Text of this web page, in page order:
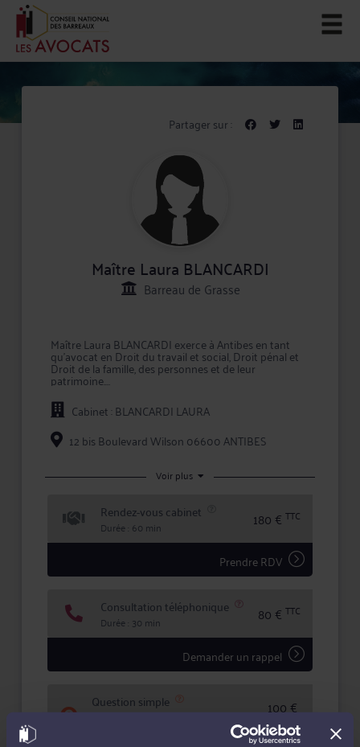
Partager sur :
Maître Laura BLANCARDI
Barreau de Grasse
Maître Laura BLANCARDI exerce à Antibes en tant
qu'avocat en Droit du travail et social, Droit pénal et
Droit de la famille, des personnes et de leur
patrimoine.
Pour toute problématique dans ses champs de
compétence, Me BLANCARDI vous conseille
efficacement et vous assiste en justice, que ce soit en
demande ou pour défendre vos intérêts.
confiance et de transparence avec ses clients pour
lors de litiges, défendre leurs intérêts avec ténacité et
efficacité.
Cabinet : BLANCARDI LAURA
12 bis Boulevard Wilson 06600 ANTIBES
Voir plus
Rendez-vous cabinet
Durée : 60 min 180 € TTC
Prendre RDV
Consultation téléphonique
Durée : 30 min 80 € TTC
Demander un rappel
Question simple
Réponse concise à votre question (moins100 €
TTC